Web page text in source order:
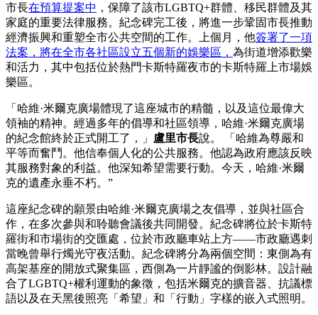
市長在預算提案中 ，保障了該市LGBTQ+群體、移民群體及其
家庭的重要法律服務。紀念碑完工後，將進一步鞏固市長推動
經濟振興和重塑全市公共空間的工作。上個月，他簽署了一項
法案，將在全市各社區設立五個新的娛樂區， 為街道增添歡樂
和活力，其中包括位於熱門卡斯特羅夜市的卡斯特羅上市場娛
樂區。
「哈維·米爾克廣場體現了這座城市的精髓，以及這位最偉大
領袖的精神。經過多年的倡導和社區領導，哈維·米爾克廣場
的紀念館終於正式開工了，」 盧里市長說。 「哈維為尊嚴和
平等而奮鬥。他信奉個人化的公共服務。他認為政府應該反映
其服務對象的利益。他深知希望需要行動。今天，哈維·米爾
克的遺產永垂不朽。”
這座紀念碑的願景由哈維·米爾克廣場之友倡導，並與社區合
作，在多次參與和聆聽會議後共同開發。紀念碑將位於卡斯特
羅街和市場街的交匯處，位於市政廳車站上方——市政廳遇刺
當晚曾舉行燭光守夜活動。紀念碑將分為兩個空間：東側為有
高架基座的開放式聚集區，西側為一片靜謐的倒影林。設計融
合了LGBTQ+權利運動的象徵，包括米爾克的擴音器、抗議標
語以及在天黑後照亮「希望」和「行動」字樣的嵌入式照明。